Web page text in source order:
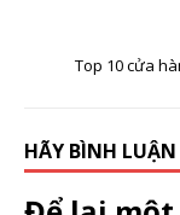
Top 10 cửa
HÃY BÌNH